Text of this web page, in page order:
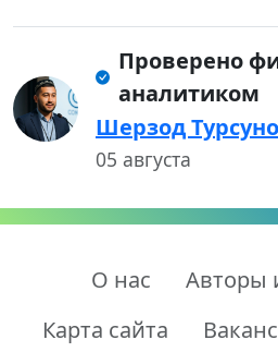
Проверено
аналитиком
Шерзод
05 августа
О нас
Авторы
Карта сайта